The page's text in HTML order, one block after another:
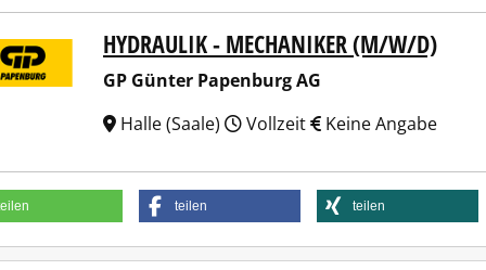
Papenburg AG
HYDRAULIK - MECHANIKER (M/W/D)
GP Günter Papenburg AG
Halle (Saale)
Vollzeit Keine Angabe
teilen teilen